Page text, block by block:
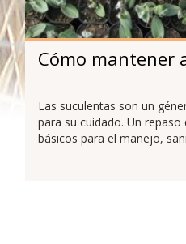
Cómo mantener
Las suculentas son un
para su cuidado. Un
básicos para el manejo,